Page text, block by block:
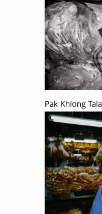
Pak Khlong